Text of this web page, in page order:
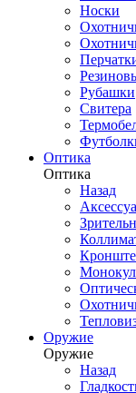
Носки
Рубашки
Свитера
Оптика
Оптика
Назад
Оружие
Оружие
Назад